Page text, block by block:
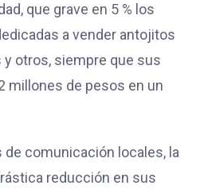
que grave en 5 % los
a vender antojitos
y otros, siempre que sus
millones de pesos en un
comunicación locales, la
reducción en sus